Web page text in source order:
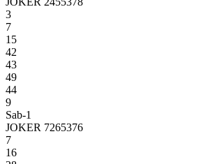
3
7
15
42
43
49
44
9
Sab-1
JOKER 7265376
7
16